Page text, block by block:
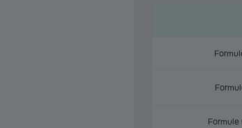
Formule